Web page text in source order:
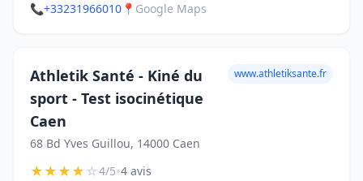
📞+33231966010 📍 Google Maps
Athletik Santé - Kiné du
sport - Test isocinétique
Caen
68 Bd Yves Guillou, 14000 Caen
www.athletiksante.fr
★★★★☆4/5•4 avis